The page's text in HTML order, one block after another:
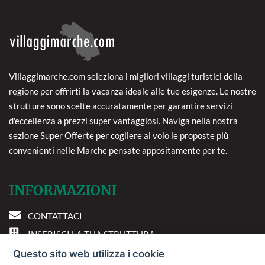
Villaggimarche.com seleziona i migliori villaggi turistici della
regione per offrirti la vacanza ideale alle tue esigenze. Le nostre
strutture sono scelte accuratamente per garantire servizi
d'eccellenza a prezzi super vantaggiosi. Naviga nella nostra
sezione Super Offerte per cogliere al volo le proposte più
convenienti nelle Marche pensate appositamente per te.
INFORMAZIONI
CONTATTACI
INSERISCI LA TUA STRUTTURA
PREFERENZE COOKIE
Questo sito web utilizza i cookie